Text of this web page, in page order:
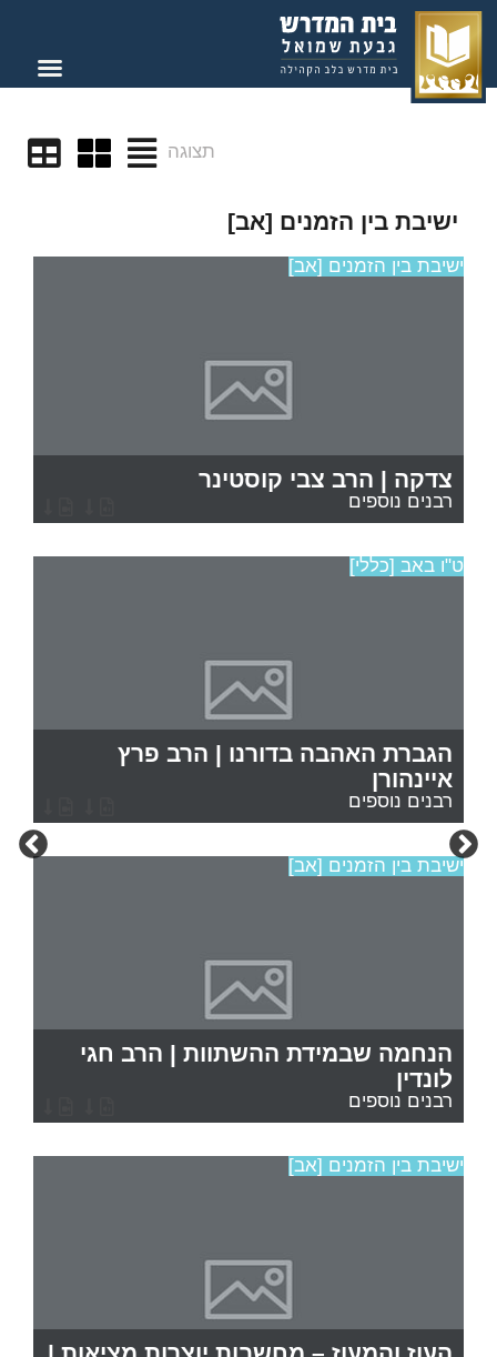
תצוגה
ישיבת בין הזמנים [אב]
ישיבת בין הזמנים [אב]
צדקה | הרב צבי קוסטינר
רבנים נוספים
ט"ו באב [כללי]
הגברת האהבה בדורנו | הרב פרץ
איינהורן
רבנים נוספים
ישיבת בין הזמנים [אב]
הנחמה שבמידת ההשתוות | הרב חגי
לונדין
רבנים נוספים
ישיבת בין הזמנים [אב]